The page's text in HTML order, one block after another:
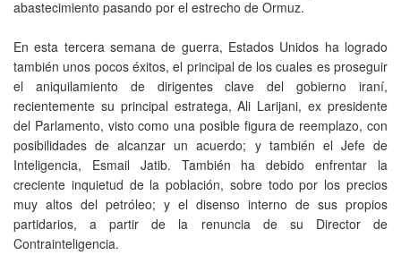
abastecimiento pasando por el estrecho de Ormuz.
En esta tercera semana de guerra, Estados Unidos ha logrado
también unos pocos éxitos, el principal de los cuales es proseguir
el aniquilamiento de dirigentes clave del gobierno iraní,
recientemente su principal estratega, Ali Larijani, ex presidente
del Parlamento, visto como una posible figura de reemplazo, con
posibilidades de alcanzar un acuerdo; y también el Jefe de
Inteligencia, Esmail Jatib. También ha debido enfrentar la
creciente inquietud de la población, sobre todo por los precios
muy altos del petróleo; y el disenso interno de sus propios
partidarios, a partir de la renuncia de su Director de
Contrainteligencia.